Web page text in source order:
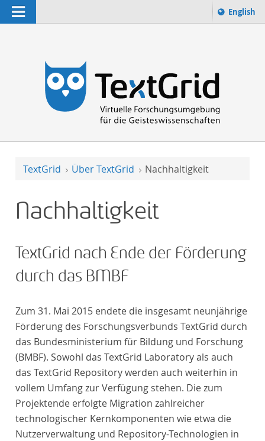
Navigation
zur Suche
Sprache
English
TextGrid Über TextGrid Nachhaltigkeit
Nachhaltigkeit
TextGrid nach Ende der Förderung
durch das BMBF
Zum 31. Mai 2015 endete die insgesamt neunjährige
Förderung des Forschungsverbunds TextGrid durch
das Bundesministerium für Bildung und Forschung
(BMBF). Sowohl das TextGrid Laboratory als auch
das TextGrid Repository werden auch weiterhin in
vollem Umfang zur Verfügung stehen. Die zum
Projektende erfolgte Migration zahlreicher
technologischer Kernkomponenten wie etwa die
Nutzerverwaltung und Repository-Technologien in